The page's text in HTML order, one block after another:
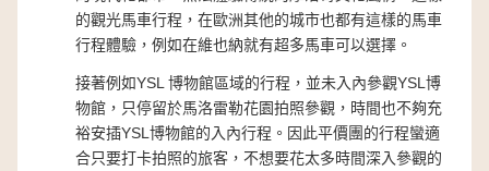
的觀光馬車行程，在歐洲其他的城市也都有這樣的馬車
行程體驗，例如在維也納就有超多馬車可以選擇。
接著例如YSL 博物館區域的行程，並未入內參觀YSL博
物館，只停留於馬洛雷勒花園拍照參觀，時間也不夠充
裕安插YSL博物館的入內行程。因此平價團的行程蠻適
合只要打卡拍照的旅客，不想要花太多時間深入參觀的